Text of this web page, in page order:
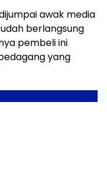
awak media
berlangsung
pembeli ini
yang